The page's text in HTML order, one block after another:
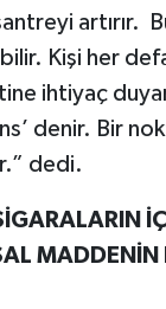
artırır.
Kişi her
ihtiyaç
denir. Bir
dedi.
MADDENİN